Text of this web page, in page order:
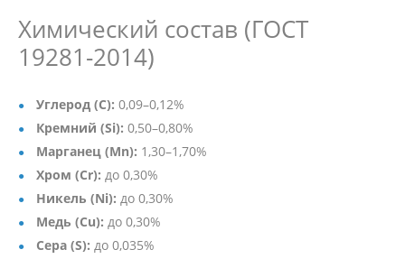
Химический состав (ГОСТ
19281-2014)
Углерод (C): 0,09–0,12%
Кремний (Si): 0,50–0,80%
Марганец (Mn): 1,30–1,70%
Хром (Cr): до 0,30%
Никель (Ni): до 0,30%
Медь (Cu): до 0,30%
Сера (S): до 0,035%